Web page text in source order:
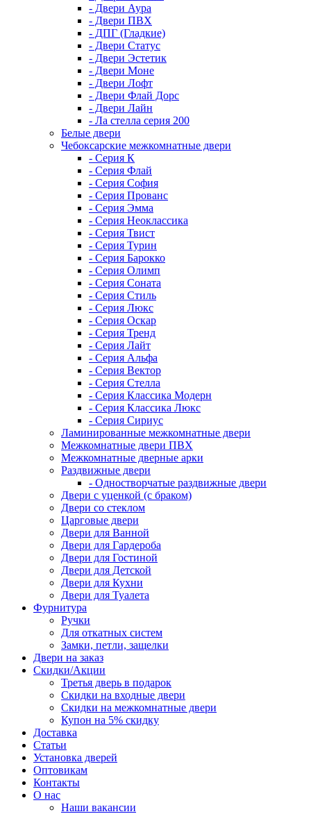
- Двери Аура
- Двери ПВХ
- ДПГ (Гладкие)
- Двери Статус
- Двери Эстетик
- Двери Моне
- Двери Лофт
- Двери Флай Дорс
- Двери Лайн
- Ла стелла серия 200
Белые двери
Чебоксарские межкомнатные двери
- Серия К
- Серия Флай
- Серия София
- Серия Прованс
- Серия Эмма
- Серия Неоклассика
- Серия Твист
- Серия Турин
- Серия Барокко
- Серия Олимп
- Серия Соната
- Серия Стиль
- Серия Люкс
- Серия Оскар
- Серия Тренд
- Серия Лайт
- Серия Альфа
- Серия Вектор
- Серия Стелла
- Серия Классика Модерн
- Серия Классика Люкс
- Серия Сириус
Ламинированные межкомнатные двери
Межкомнатные двери ПВХ
Межкомнатные дверные арки
Раздвижные двери
- Одностворчатые раздвижные двери
Двери с уценкой (с браком)
Двери со стеклом
Царговые двери
Двери для Ванной
Двери для Гардероба
Двери для Гостиной
Двери для Детской
Двери для Кухни
Двери для Туалета
Фурнитура
Ручки
Для откатных систем
Замки, петли, защелки
Двери на заказ
Скидки/Акции
Третья дверь в подарок
Скидки на входные двери
Скидки на межкомнатные двери
Купон на 5% скидку
Доставка
Статьи
Установка дверей
Оптовикам
Контакты
О нас
Наши вакансии